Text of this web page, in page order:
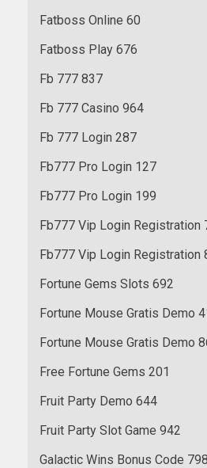
Fatboss Online 60
Fatboss Play 676
Fb 777 837
Fb 777 Casino 964
Fb 777 Login 287
Fb777 Pro Login 127
Fb777 Pro Login 199
Fb777 Vip Login Registration
Fb777 Vip Login Registration
Fortune Gems Slots 692
Fortune Mouse Gratis Demo
Fortune Mouse Gratis Demo
Free Fortune Gems 201
Fruit Party Demo 644
Fruit Party Slot Game 942
Galactic Wins Bonus Code 798